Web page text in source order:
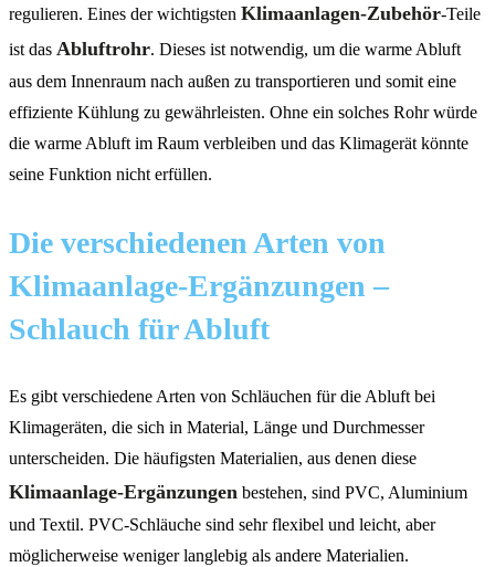
regulieren. Eines der wichtigsten Klimaanlagen-Zubehör-Teile
ist das Abluftrohr. Dieses ist notwendig, um die warme Abluft
aus dem Innenraum nach außen zu transportieren und somit eine
effiziente Kühlung zu gewährleisten. Ohne ein solches Rohr würde
die warme Abluft im Raum verbleiben und das Klimagerät könnte
seine Funktion nicht erfüllen.
Die verschiedenen Arten von
Klimaanlage-Ergänzungen –
Schlauch für Abluft
Es gibt verschiedene Arten von Schläuchen für die Abluft bei
Klimageräten, die sich in Material, Länge und Durchmesser
unterscheiden. Die häufigsten Materialien, aus denen diese
Klimaanlage-Ergänzungen bestehen, sind PVC, Aluminium
und Textil. PVC-Schläuche sind sehr flexibel und leicht, aber
möglicherweise weniger langlebig als andere Materialien.